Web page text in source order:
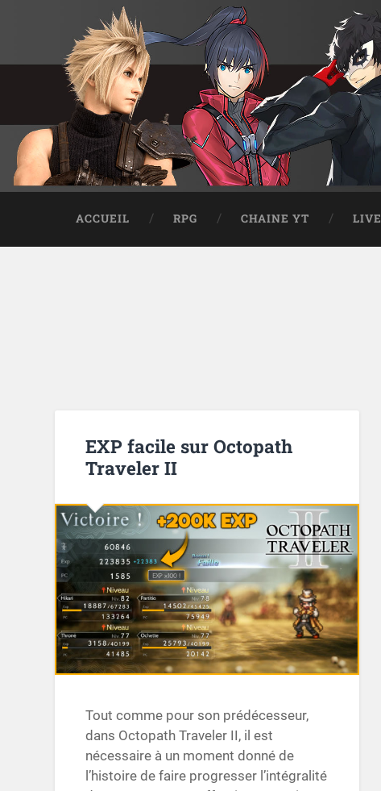
ACCUEIL RPG CHAINE YT LIVE
EXP facile sur Octopath
Traveler II
Tout comme pour son prédécesseur,
dans Octopath Traveler II, il est
nécessaire à un moment donné de
l’histoire de faire progresser l’intégralité